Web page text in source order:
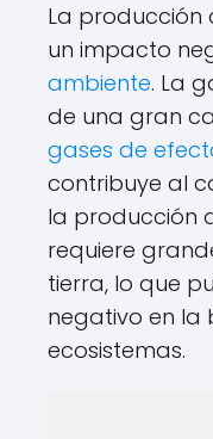
La producción
un impacto
ambiente. La
de una gran
gases de
contribuye al
la producción
requiere
tierra, lo que
negativo en la
ecosistemas.